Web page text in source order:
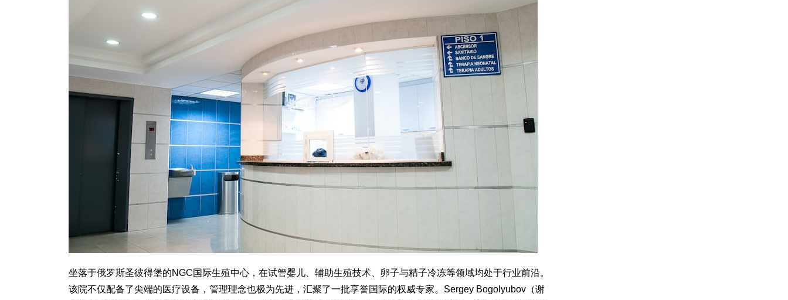
坐落于俄罗斯圣彼得堡的NGC国际生殖中心，在试管婴儿、辅助生殖技术、卵子与精子冷冻等领域均处于行业前沿。
该院不仅配备了尖端的医疗设备，管理理念也极为先进，汇聚了一批享誉国际的权威专家。Sergey Bogolyubov（谢